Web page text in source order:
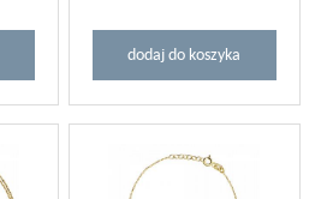
dodaj do koszyka